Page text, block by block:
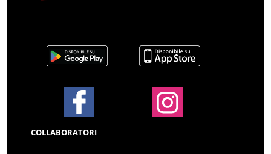
COLLABORATORI